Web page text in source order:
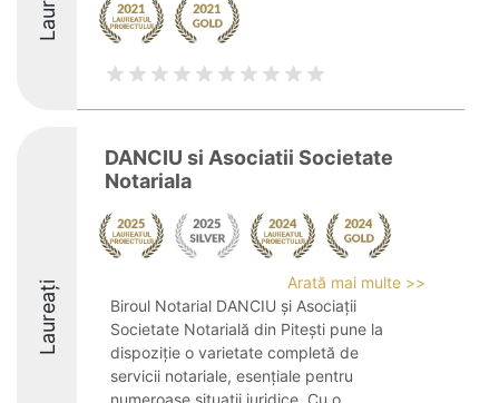
Laureați
DANCIU si Asociatii Societate
Notariala
Arată mai multe >>
Biroul Notarial DANCIU și Asociații
Societate Notarială din Pitești pune la
dispoziție o varietate completă de
servicii notariale, esențiale pentru
numeroase situații juridice. Cu o